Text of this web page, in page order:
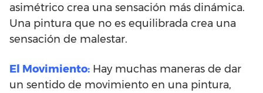
asimétrico crea una sensación más dinámica.
Una pintura que no es equilibrada crea una
sensación de malestar.
El Movimiento: Hay muchas maneras de dar
un sentido de movimiento en una pintura,